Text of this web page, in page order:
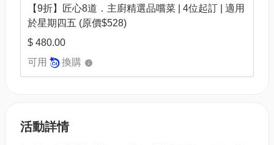
【9折】匠心8道．主廚精選品嚐菜 | 4位起訂 | 適用
於星期四五 (原價$528)
$ 480.00
可用
換購
活動詳情